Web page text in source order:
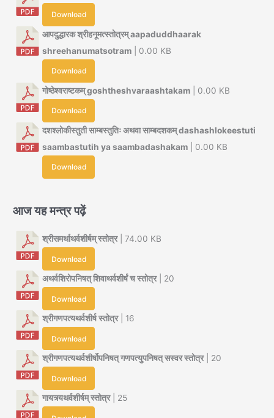
Download
आपदुद्धारक श्रीहनूमत्स्तोत्रम् aapaduddhaarak
shreehanumatsotram | 0.00 KB
Download
गोष्ठेश्वराष्टकम् goshtheshvaraashtakam | 0.00 KB
Download
दशश्लोकीस्तुती साम्बस्तुतिः अथवा साम्बदशकम् dashashlokeestuti
saambastutih ya saambadashakam | 0.00 KB
Download
आज यह मन्त्र पढ़ें
श्रीसमर्थाथर्वशीर्षम् स्तोत्र| 74.00 KB
Download
अथर्वशिरोपनिषत् शिवाथर्वशीर्षं च स्तोत्र| 20
Download
श्रीगणपत्यथर्वशीर्ष स्तोत्र| 16
Download
श्रीगणपत्यथर्वशीर्षोपनिषत् गणपत्युपनिषत् सस्वर स्तोत्र| 20
Download
गायत्र्यथर्वशीर्षम् स्तोत्र| 25